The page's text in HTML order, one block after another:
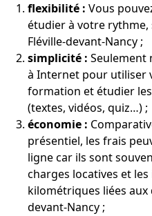
flexibilité : Vous
étudier à votre rythme,
Fléville-devant-Nancy ;
simplicité : Seulement
à Internet pour utiliser
formation et étudier
(textes, vidéos, quiz…) ;
économie :
présentiel, les frais
ligne car ils sont
charges locatives et
kilométriques liées aux
devant-Nancy ;